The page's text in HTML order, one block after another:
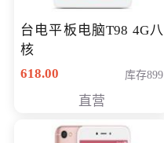
台电平板电脑T98 4G八
核
618.00
库存899
直营